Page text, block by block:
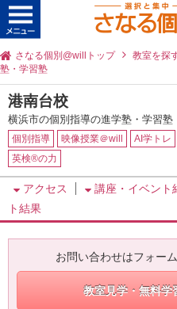
さなる個別@willトップ 教室を探
塾・学習塾
港南台校
横浜市の個別指導の進学塾・学習塾
個別指導 映像授業＠will AI学トレ
英検®の力
アクセス 講座・イベント
ト結果
お問い合わせはフォー
教室見学・無料学